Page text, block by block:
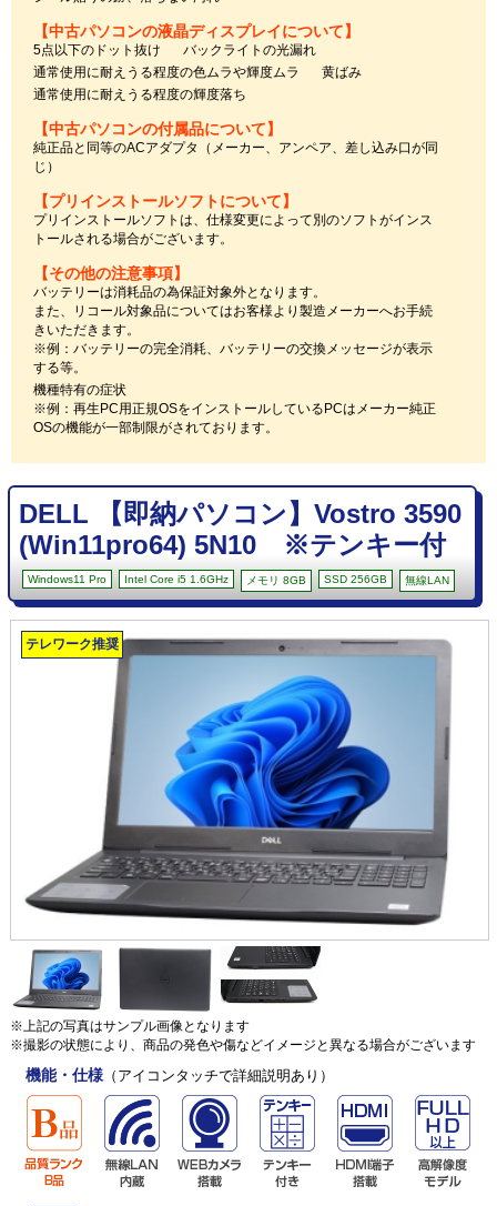
【中古パソコンの液晶ディスプレイについて】
5点以下のドット抜け
バックライトの光漏れ
通常使用に耐えうる程度の色ムラや輝度ムラ
黄ばみ
通常使用に耐えうる程度の輝度落ち
【中古パソコンの付属品について】
純正品と同等のACアダプタ（メーカー、アンペア、差し込み口が同
じ）
【プリインストールソフトについて】
プリインストールソフトは、仕様変更によって別のソフトがインス
トールされる場合がございます。
【その他の注意事項】
バッテリーは消耗品の為保証対象外となります。
また、リコール対象品についてはお客様より製造メーカーへお手続
きいただきます。
※例：バッテリーの完全消耗、バッテリーの交換メッセージが表示
する等。
機種特有の症状
※例：再生PC用正規OSをインストールしているPCはメーカー純正
OSの機能が一部制限がされております。
DELL 【即納パソコン】Vostro 3590
(Win11pro64) 5N10 ※テンキー付
Windows11 Pro Intel Core i5 1.6GHz メモリ 8GB SSD 256GB 無線LAN
テレワーク推奨
※上記の写真はサンプル画像となります
※撮影の状態により、商品の発色や傷などイメージと異なる場合がございます
機能・仕様（アイコンタッチで詳細説明あり）